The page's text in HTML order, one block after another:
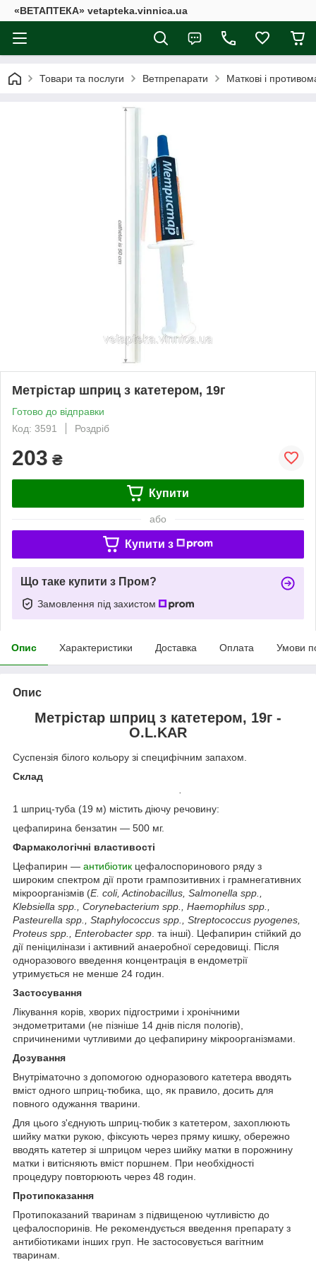
«ВЕТАПТЕКА» vetapteka.vinnica.ua
Товари та послуги Ветпрепарати Маткові і
Метрістар шприц з катетером, 19г
Готово до відправки
Код: 3591
Роздріб
203 ₴
Купити
або
Купити з
Що таке купити з Пром?
Замовлення під захистом
Опис Характеристики Доставка Оплата Умови
Опис
Метрістар шприц з катетером, 19г -
O.L.KAR
Суспензія білого кольору зі специфічним запахом.
Склад
.
1 шприц-туба (19 м) містить діючу речовину:
цефапирина бензатин — 500 мг.
Фармакологічні властивості
Цефапирин — антибіотик цефалоспоринового ряду з
широким спектром дії проти грампозитивних і грамнегативних
мікроорганізмів (Е. coli, Actinobacillus, Salmonella spp.,
Klebsiella spp., Corynebacterium spp., Haemophilus spp.,
Pasteurella spp., Staphylococcus spp., Streptococcus pyogenes,
Proteus spp., Enterobacter spp. та інші). Цефапирин стійкий до
дії пеніцилінази і активний анаеробної середовищі. Після
одноразового введення концентрація в ендометрії
утримується не менше 24 годин.
Застосування
Лікування корів, хворих підгострими і хронічними
эндометритами (не пізніше 14 днів після пологів),
спричиненими чутливими до цефапирину мікроорганізмами.
Дозування
Внутріматочно з допомогою одноразового катетера вводять
вміст одного шприц-тюбика, що, як правило, досить для
повного одужання тварини.
Для цього з'єднують шприц-тюбик з катетером, захоплюють
шийку матки рукою, фіксують через пряму кишку, обережно
вводять катетер зі шприцом через шийку матки в порожнину
матки і витісняють вміст поршнем. При необхідності
процедуру повторюють через 48 годин.
Протипоказання
Протипоказаний тваринам з підвищеною чутливістю до
цефалоспоринів. Не рекомендується введення препарату з
антибіотиками інших груп. Не застосовується вагітним
тваринам.